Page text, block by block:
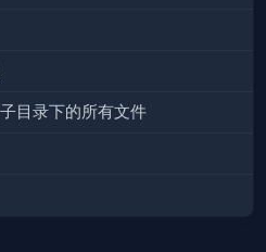
目录下的所有文件